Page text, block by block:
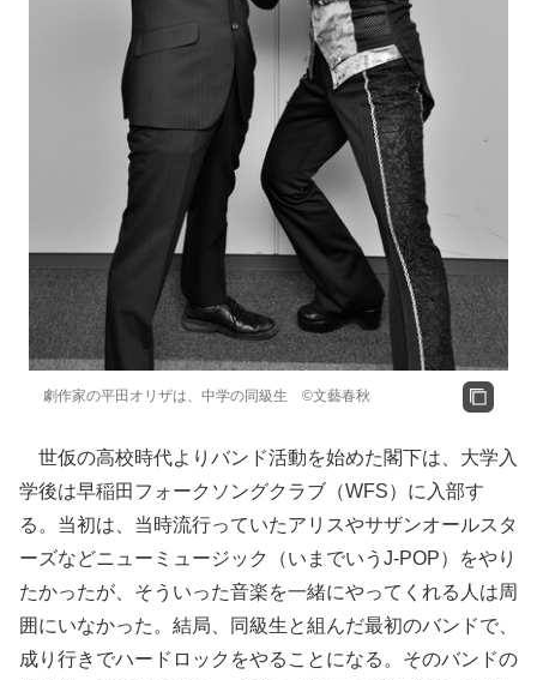
劇作家の平田オリザは、中学の同級生 ©文藝春秋
世仮の高校時代よりバンド活動を始めた閣下は、大学入
学後は早稲田フォークソングクラブ（WFS）に入部す
る。当初は、当時流行っていたアリスやサザンオールスタ
ーズなどニューミュージック（いまでいうJ-POP）をやり
たかったが、そういった音楽を一緒にやってくれる人は周
囲にいなかった。結局、同級生と組んだ最初のバンドで、
成り行きでハードロックをやることになる。そのバンドの